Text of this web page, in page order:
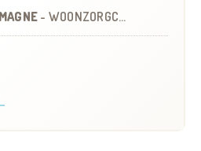
- WOONZORGCENTRUM (WZC)